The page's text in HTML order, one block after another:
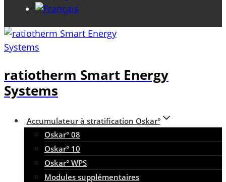
ratiotherm Smart Energy
Systems
Accumulateur à stratification Oskar°
Oskar° 08
Oskar° 10
Oskar° WPS
Modules supplémentaires